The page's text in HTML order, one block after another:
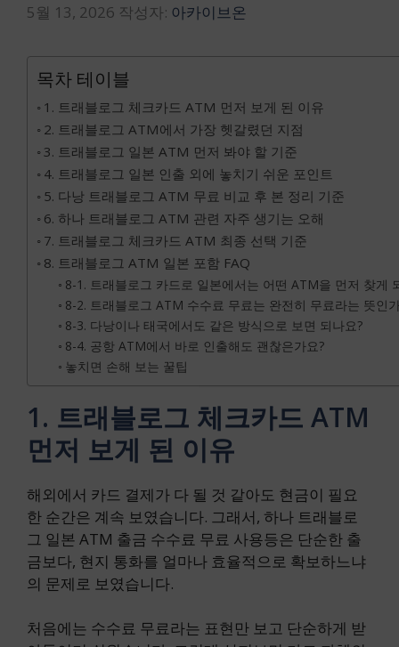
5월 13, 2026 작성자: 아카이브온
목차 테이블
1. 트래블로그 체크카드 ATM 먼저 보게 된 이유
2. 트래블로그 ATM에서 가장 헷갈렸던 지점
3. 트래블로그 일본 ATM 먼저 봐야 할 기준
4. 트래블로그 일본 인출 외에 놓치기 쉬운 포인트
5. 다낭 트래블로그 ATM 무료 비교 후 본 정리 기준
6. 하나 트래블로그 ATM 관련 자주 생기는 오해
7. 트래블로그 체크카드 ATM 최종 선택 기준
8. 트래블로그 ATM 일본 포함 FAQ
8-1. 트래블로그 카드로 일본에서는 어떤 ATM을 먼저 찾게
8-2. 트래블로그 ATM 수수료 무료는 완전히 무료라는 뜻인
8-3. 다낭이나 태국에서도 같은 방식으로 보면 되나요?
8-4. 공항 ATM에서 바로 인출해도 괜찮은가요?
놓치면 손해 보는 꿀팁
1. 트래블로그 체크카드 ATM
먼저 보게 된 이유
해외에서 카드 결제가 다 될 것 같아도 현금이 필요
한 순간은 계속 보였습니다. 그래서, 하나 트래블로
그 일본 ATM 출금 수수료 무료 사용등은 단순한 출
금보다, 현지 통화를 얼마나 효율적으로 확보하느냐
의 문제로 보였습니다.
처음에는 수수료 무료라는 표현만 보고 단순하게 받